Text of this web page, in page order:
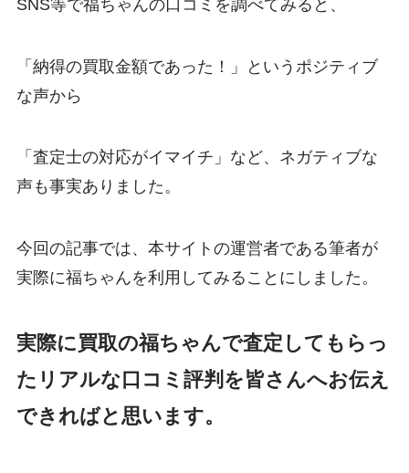
SNS等で福ちゃんの口コミを調べてみると、
「納得の買取金額であった！」というポジティブ
な声から
「査定士の対応がイマイチ」など、ネガティブな
声も事実ありました。
今回の記事では、本サイトの運営者である筆者が
実際に福ちゃんを利用してみることにしました。
実際に買取の福ちゃんで査定してもらっ
たリアルな口コミ評判を皆さんへお伝え
できればと思います。